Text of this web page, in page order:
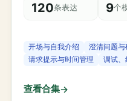
120条表达 9个
开场与自我介绍 澄清问题
请求提示与时间管理
调试、
查看合集→